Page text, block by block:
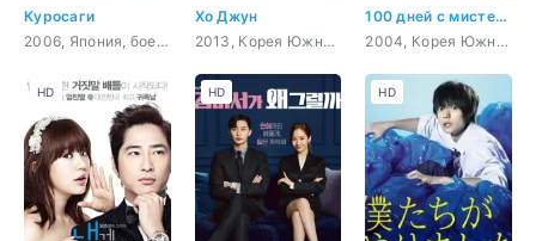
Куросаги
2006, Япония, боевик, триллер, мистика, криминал
Хо Джун
2013, Корея Южная, история, драма, медицина
100 дней с мистером Высокомерие
2004, Корея Южная, комедия, романтика, драма
HD HD HD